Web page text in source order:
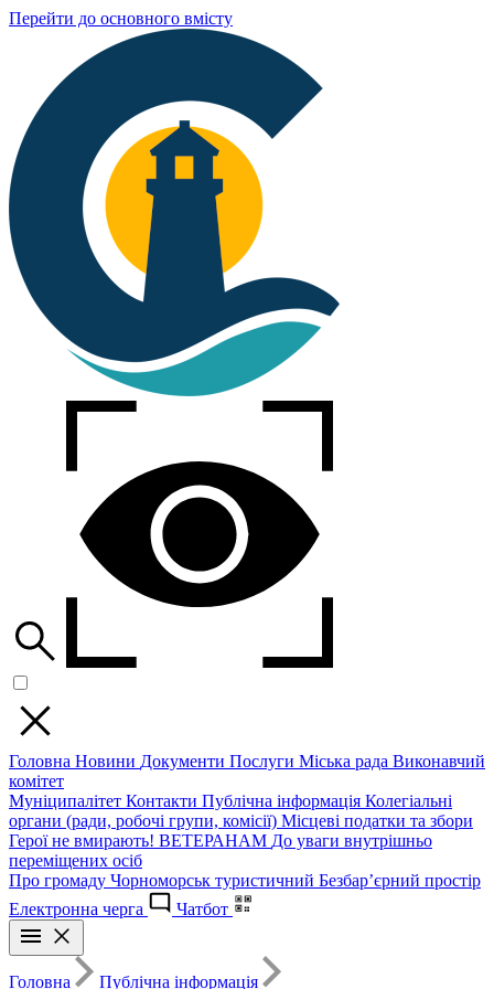
Перейти до основного вмісту
Головна Новини Документи Послуги Міська рада Виконавчий
комітет
Муніципалітет Контакти Публічна інформація Колегіальні
органи (ради, робочі групи, комісії) Місцеві податки та збори
Герої не вмирають! ВЕТЕРАНАМ До уваги внутрішньо
переміщених осіб
Про громаду Чорноморськ туристичний Безбар’єрний простір
Електронна черга
Чатбот
Головна
Публічна інформація